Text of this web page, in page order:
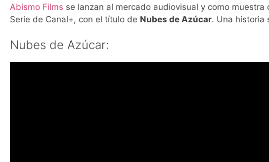
Abismo Films se lanzan al mercado audiovisual y como muestra
Serie de Canal+, con el título de Nubes de Azúcar. Una historia
Nubes de Azúcar: